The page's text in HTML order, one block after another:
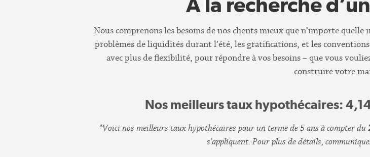
Nous comprenons les besoins de nos clients mieux que n’importe
problèmes de liquidités durant l’été, les gratifications, et les
avec plus de flexibilité, pour répondre à vos besoins – que vous
construire votre
Nos meilleurs taux hypothécaires:
*Voici nos meilleurs taux hypothécaires pour un terme de 5 ans à compter du
s’appliquent. Pour plus de détails,